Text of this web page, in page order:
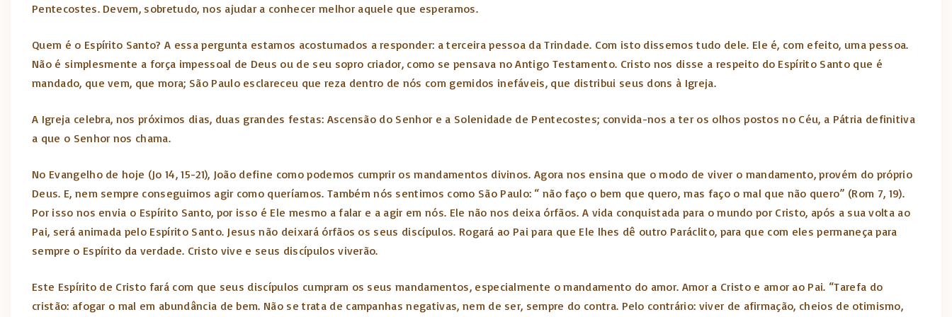
Pentecostes. Devem, sobretudo, nos ajudar a conhecer melhor aquele que esperamos.
Quem é o Espírito Santo? A essa pergunta estamos acostumados a responder: a terceira pessoa da Trindade. Com isto dissemos tudo dele. Ele é, com efeito, uma pessoa.
Não é simplesmente a força impessoal de Deus ou de seu sopro criador, como se pensava no Antigo Testamento. Cristo nos disse a respeito do Espírito Santo que é
mandado, que vem, que mora; São Paulo esclareceu que reza dentro de nós com gemidos inefáveis, que distribui seus dons à Igreja.
A Igreja celebra, nos próximos dias, duas grandes festas: Ascensão do Senhor e a Solenidade de Pentecostes; convida-nos a ter os olhos postos no Céu, a Pátria definitiva
a que o Senhor nos chama.
No Evangelho de hoje (Jo 14, 15-21), João define como podemos cumprir os mandamentos divinos. Agora nos ensina que o modo de viver o mandamento, provém do próprio
Deus. E, nem sempre conseguimos agir como queríamos. Também nós sentimos como São Paulo: “ não faço o bem que quero, mas faço o mal que não quero” (Rom 7, 19).
Por isso nos envia o Espírito Santo, por isso é Ele mesmo a falar e a agir em nós. Ele não nos deixa órfãos. A vida conquistada para o mundo por Cristo, após a sua volta ao
Pai, será animada pelo Espírito Santo. Jesus não deixará órfãos os seus discípulos. Rogará ao Pai para que Ele lhes dê outro Paráclito, para que com eles permaneça para
sempre o Espírito da verdade. Cristo vive e seus discípulos viverão.
Este Espírito de Cristo fará com que seus discípulos cumpram os seus mandamentos, especialmente o mandamento do amor. Amor a Cristo e amor ao Pai. “Tarefa do
cristão: afogar o mal em abundância de bem. Não se trata de campanhas negativas, nem de ser, sempre do contra. Pelo contrário: viver de afirmação, cheios de otimismo,